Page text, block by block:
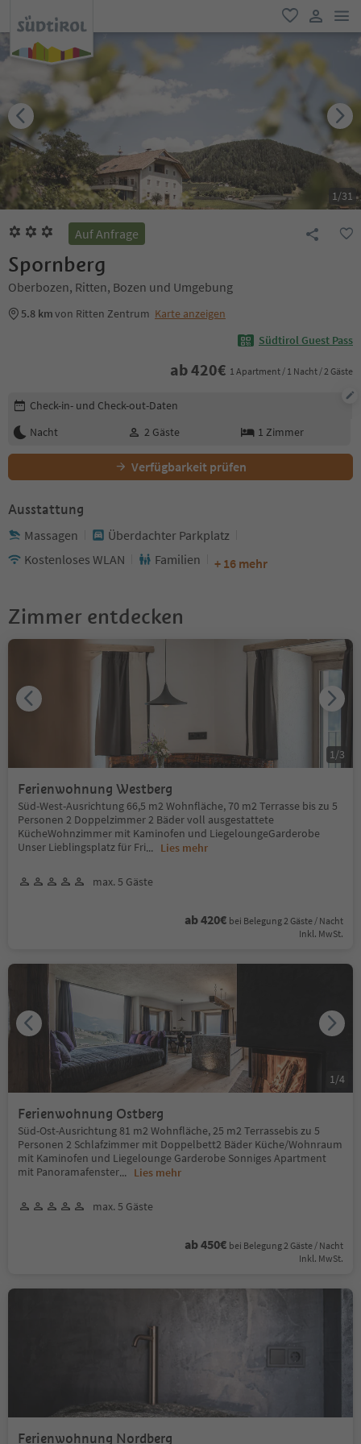
favorit
user link
1/31
Auf Anfrage
Spornberg
Oberbozen, Ritten, Bozen und Umgebung
5.8 kmvon Ritten Zentrum Karte anzeigen
Südtirol Guest Pass
ab420€ 1 Apartment / 1 Nacht / 2 Gäste
Buchungsdetails bearbeiten
Check-in- und Check-out-Daten
Nacht
2 Gäste 1 Zimmer
Verfügbarkeit prüfen
Ausstattung
Massagen
Überdachter Parkplatz
Kostenloses WLAN
Familien + 16 mehr
Zimmer entdecken
Ferienwohnung Westberg
Süd-West-Ausrichtung 66,5 m2 Wohnfläche, 70 m2 Terrasse bis zu 5
Personen 2 Doppelzimmer 2 Bäder voll ausgestattete
KücheWohnzimmer mit Kaminofen und LiegeloungeGarderobe
Unser Lieblingsplatz für Fri... Lies mehr
max. 5 Gäste
ab 420€ bei Belegung 2 Gäste / Nacht
Inkl. MwSt.
1 /3
Ferienwohnung Ostberg
Süd-Ost-Ausrichtung 81 m2 Wohnfläche, 25 m2 Terrassebis zu 5
Personen 2 Schlafzimmer mit Doppelbett2 Bäder Küche/Wohnraum
mit Kaminofen und Liegelounge Garderobe Sonniges Apartment
mit Panoramafenster... Lies mehr
max. 5 Gäste
ab 450€ bei Belegung 2 Gäste / Nacht
Inkl. MwSt.
1 /4
Ferienwohnung Nordberg